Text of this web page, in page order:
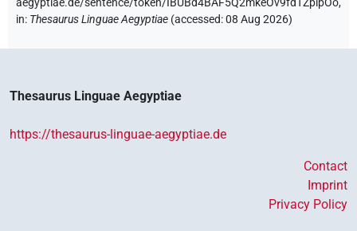
in: Thesaurus Linguae Aegyptiae (accessed:08 Aug 2026)
Thesaurus Linguae Aegyptiae
https://thesaurus-linguae-aegyptiae.de
Contact
Imprint
Privacy Policy